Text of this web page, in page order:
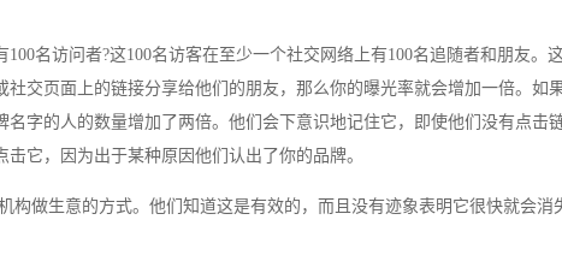
名访问者?这100名访客在至少一个社交网络上有100名追随者和朋友。
交页面上的链接分享给他们的朋友，那么你的曝光率就会增加一倍。如
字的人的数量增加了两倍。他们会下意识地记住它，即使他们没有点击
它，因为出于某种原因他们认出了你的品牌。
生意的方式。他们知道这是有效的，而且没有迹象表明它很快就会消